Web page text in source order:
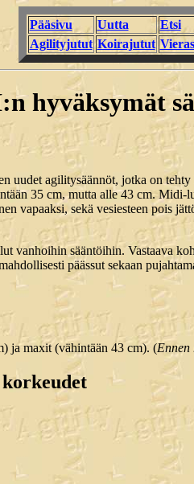
Pääsivu Uutta Etsi
Agilityjutut Koirajutut
hyväksymät
uudet agilitysäännöt, jotka on
35 cm, mutta alle 43 cm.
vapaaksi, sekä vesiesteen pois
vanhoihin sääntöihin. Vastaava
päässut sekaan
ja maxit (vähintään 43 cm). (